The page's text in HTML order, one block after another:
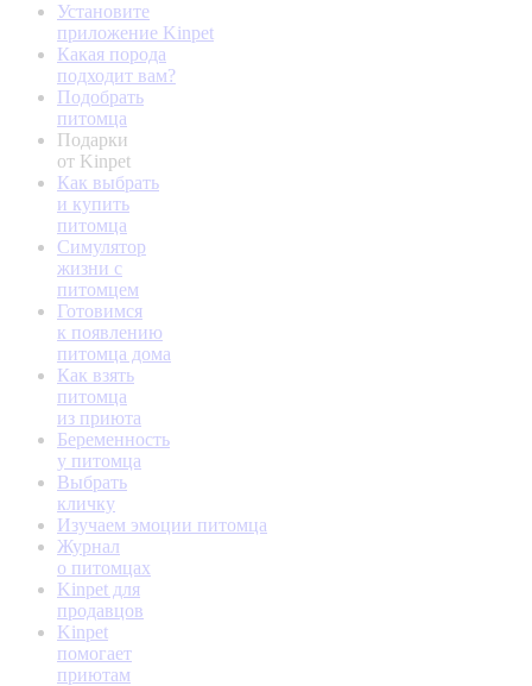
Установите
приложение Kinpet
Какая порода
подходит вам?
Подобрать
питомца
Подарки
от Kinpet
Как выбрать
и купить
питомца
Симулятор
жизни с
питомцем
Готовимся
к появлению
питомца дома
Как взять
питомца
из приюта
Беременность
у питомца
Выбрать
кличку
Изучаем эмоции питомца
Журнал
о питомцах
Kinpet для
продавцов
Kinpet
помогает
приютам